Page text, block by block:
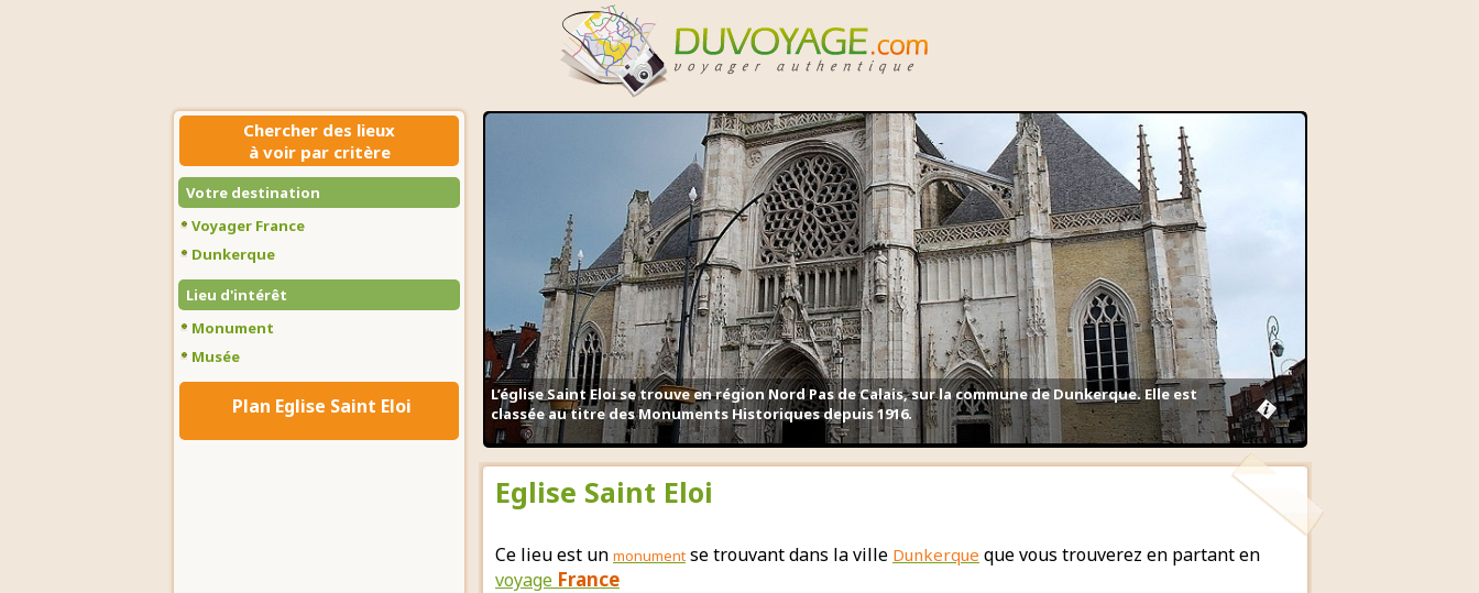
Chercher des lieux
à voir par critère
Votre destination
Voyager France
Dunkerque
Lieu d'intérêt
Monument
Musée
Plan Eglise Saint Eloi
L’église Saint Eloi se trouve en région Nord Pas de Calais, sur la commune de Dunkerque. Elle est
classée au titre des Monuments Historiques depuis 1916.
Eglise Saint Eloi
Ce lieu est un monument se trouvant dans la ville Dunkerque que vous trouverez en partant en
voyage France